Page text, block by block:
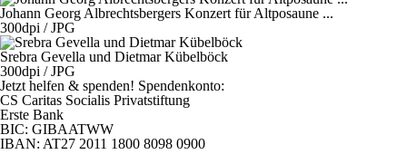
Johann Georg Albrechtsbergers Konzert für Altposaune ...
300dpi / JPG
Srebra Gevella und Dietmar Kübelböck
300dpi / JPG
Jetzt helfen & spenden! Spendenkonto:
CS Caritas Socialis Privatstiftung
Erste Bank
BIC: GIBAATWW
IBAN: AT27 2011 1800 8098 0900